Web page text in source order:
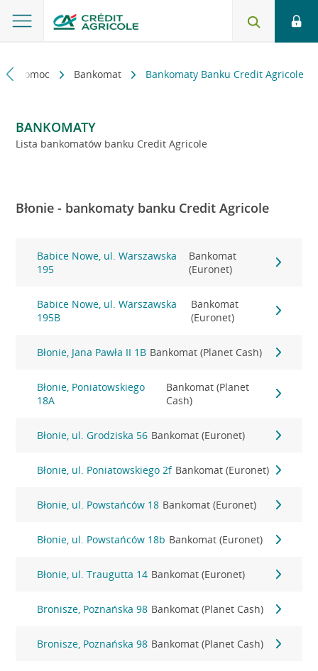
i pomoc Bankomat Bankomaty Banku Credit Agricole
BANKOMATY
Lista bankomatów banku Credit Agricole
Błonie - bankomaty banku Credit Agricole
Babice Nowe, ul. Warszawska
195
Bankomat
(Euronet)
Babice Nowe, ul. Warszawska
195B
Bankomat
(Euronet)
Błonie, Jana Pawła II 1B Bankomat (Planet Cash)
Błonie, Poniatowskiego
18A
Bankomat (Planet
Cash)
Błonie, ul. Grodziska 56 Bankomat (Euronet)
Błonie, ul. Poniatowskiego 2f Bankomat (Euronet)
Błonie, ul. Powstańców 18 Bankomat (Euronet)
Błonie, ul. Powstańców 18b Bankomat (Euronet)
Błonie, ul. Traugutta 14 Bankomat (Euronet)
Bronisze, Poznańska 98 Bankomat (Planet Cash)
Bronisze, Poznańska 98 Bankomat (Planet Cash)